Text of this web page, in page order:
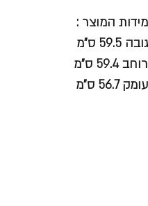
מידות המוצר :
גובה 59.5 ס"מ
רוחב 59.4 ס"מ
עומק 56.7 ס"מ